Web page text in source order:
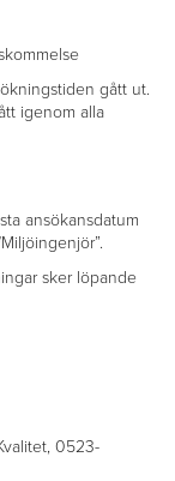
gått ut.
igenom alla
ansökansdatum
sker löpande
0523-